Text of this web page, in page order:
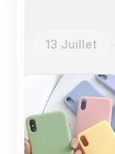
13 Juillet